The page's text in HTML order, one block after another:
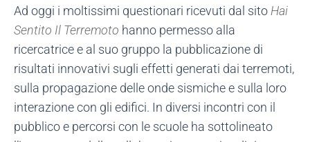
Ad oggi i moltissimi questionari ricevuti dal sitoHai
Sentito Il Terremoto hanno permesso alla
ricercatrice e al suo gruppo la pubblicazione di
risultati innovativi sugli effetti generati dai terremoti,
sulla propagazione delle onde sismiche e sulla loro
interazione con gli edifici. In diversi incontri con il
pubblico e percorsi con le scuole ha sottolineato